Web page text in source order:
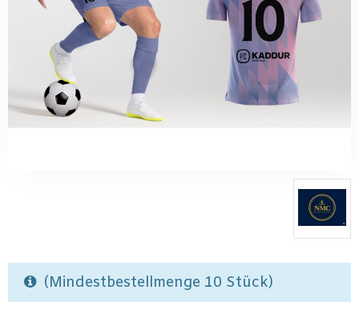
(Mindestbestellmenge 10 Stück)